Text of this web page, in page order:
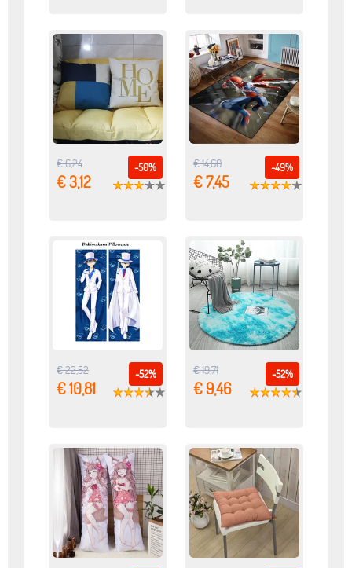
-50%
€ 6,24
€ 3,12
-49%
€ 14,60
€ 7,45
-52%
€ 22,52
€ 10,81
-52%
€ 19,71
€ 9,46